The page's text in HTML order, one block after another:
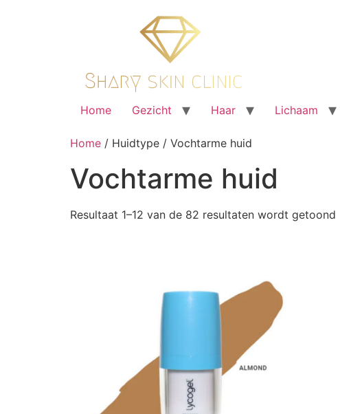
Home Gezicht Haar Lichaam
Home / Huidtype / Vochtarme huid
Vochtarme huid
Resultaat 1–12 van de 82 resultaten wordt getoond